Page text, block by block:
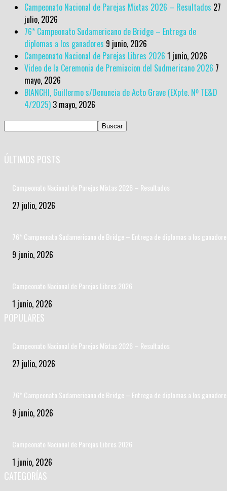
Campeonato Nacional de Parejas Mixtas 2026 – Resultados 27
julio, 2026
76* Campeonato Sudamericano de Bridge – Entrega de
diplomas a los ganadores 9 junio, 2026
Campeonato Nacional de Parejas Libres 2026 1 junio, 2026
Video de la Ceremonia de Premiacion del Sudmericano 2026 7
mayo, 2026
BIANCHI, Guillermo s/Denuncia de Acto Grave (EXpte. Nº TE&D
4/2025) 3 mayo, 2026
ÚLTIMOS POSTS
Campeonato Nacional de Parejas Mixtas 2026 – Resultados
27 julio, 2026
76* Campeonato Sudamericano de Bridge – Entrega de diplomas a los
9 junio, 2026
Campeonato Nacional de Parejas Libres 2026
1 junio, 2026
POPULARES
Campeonato Nacional de Parejas Mixtas 2026 – Resultados
27 julio, 2026
76* Campeonato Sudamericano de Bridge – Entrega de diplomas a los
9 junio, 2026
Campeonato Nacional de Parejas Libres 2026
1 junio, 2026
CATEGORÍAS